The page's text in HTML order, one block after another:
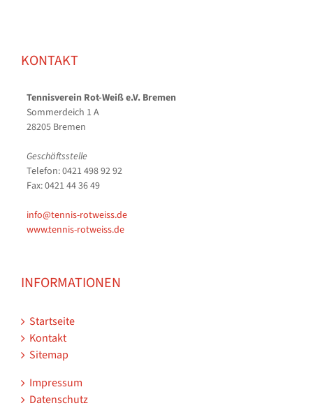
KONTAKT
Tennisverein Rot-Weiß e.V. Bremen
Sommerdeich 1 A
28205 Bremen
Geschäftsstelle
Telefon: 0421 498 92 92
Fax: 0421 44 36 49
info@tennis-rotweiss.de
www.tennis-rotweiss.de
INFORMATIONEN
Startseite
Kontakt
Sitemap
Impressum
Datenschutz